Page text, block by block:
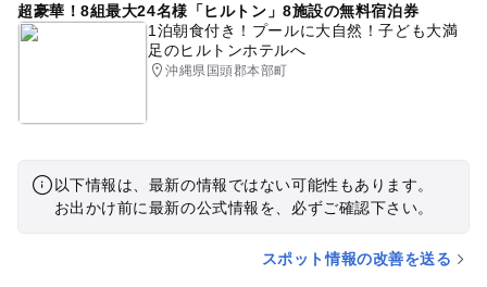
超豪華！8組最大24名様「ヒルトン」8施設の無料宿泊券
1泊朝食付き！プールに大自然！子ども大満
足のヒルトンホテルへ
沖縄県国頭郡本部町
以下情報は、最新の情報ではない可能性もあります。
お出かけ前に最新の公式情報を、必ずご確認下さい。
スポット情報の改善を送る